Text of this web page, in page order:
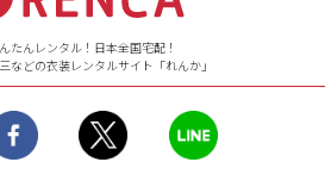
臨
だ
たんレンタル！日本全国宅配！
などの衣装レンタルサイト「れんか」